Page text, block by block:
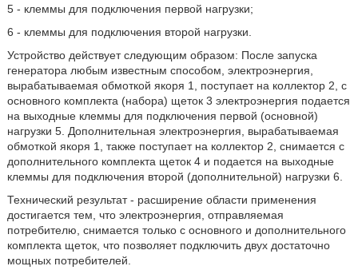
5 - клеммы для подключения первой нагрузки;
6 - клеммы для подключения второй нагрузки.
Устройство действует следующим образом: После запуска
генератора любым известным способом, электроэнергия,
вырабатываемая обмоткой якоря 1, поступает на коллектор 2, с
основного комплекта (набора) щеток 3 электроэнергия подается
на выходные клеммы для подключения первой (основной)
нагрузки 5. Дополнительная электроэнергия, вырабатываемая
обмоткой якоря 1, также поступает на коллектор 2, снимается с
дополнительного комплекта щеток 4 и подается на выходные
клеммы для подключения второй (дополнительной) нагрузки 6.
Технический результат - расширение области применения
достигается тем, что электроэнергия, отправляемая
потребителю, снимается только с основного и дополнительного
комплекта щеток, что позволяет подключить двух достаточно
мощных потребителей.